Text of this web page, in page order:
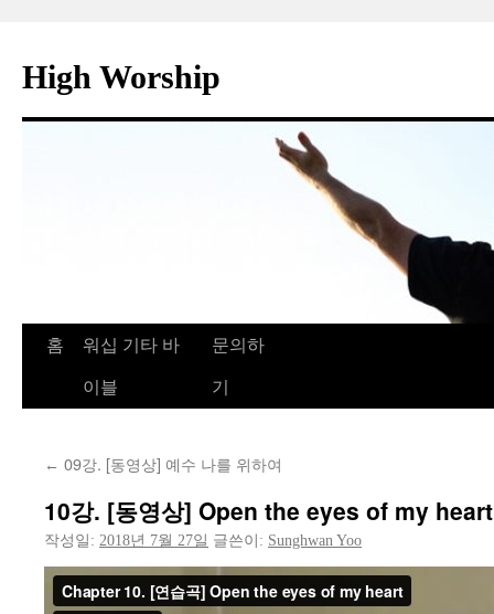
츠
로
High Worship
홈 워십 기타 바
이블
문의하
기
← 09강. [동영상] 예수 나를 위하여
10강. [동영상] Open the eyes of my heart
작성일: 2018년 7월 27일 글쓴이: Sunghwan Yoo